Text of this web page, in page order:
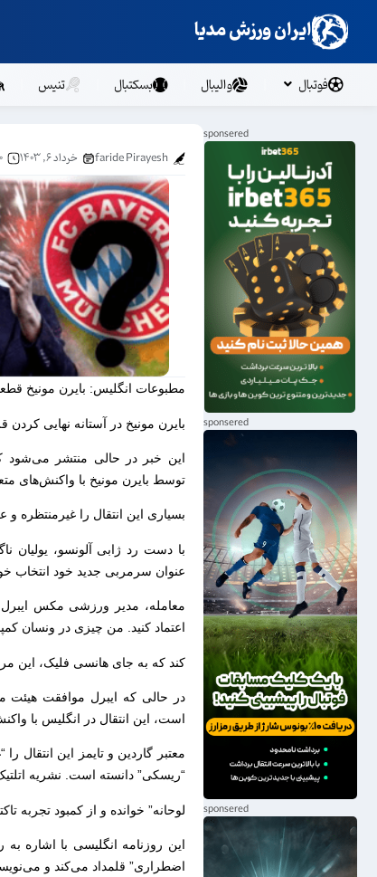
ایران ورزش مدیا
فوتبال والیبال بسکتبال تنیس
faride Pirayesh خرداد ۶, ۱۴۰۳
مطبوعات انگلیس: بایرن مونیخ
بایرن مونیخ در آستانه نهایی
این خبر در حالی منتشر می‌شود
توسط بایرن مونیخ با واکنش‌های
بسیاری این انتقال را غیرمنتظره و
با دست رد ژابی آلونسو، یولیان
عنوان سرمربی جدید خود انتخاب
معامله، مدیر ورزشی مکس ایبرل
اعتماد کنید. من چیزی در ونسان
کند که به جای هانسی فلیک، این
در حالی که ایبرل موافقت هیئت
است، این انتقال در انگلیس با
معتبر گاردین و تایمز این انتقال
“ریسکی” دانسته است. نشریه
لوحانه” خوانده و از کمبود تجربه
این روزنامه انگلیسی با اشاره
اضطراری” قلمداد می‌کند و